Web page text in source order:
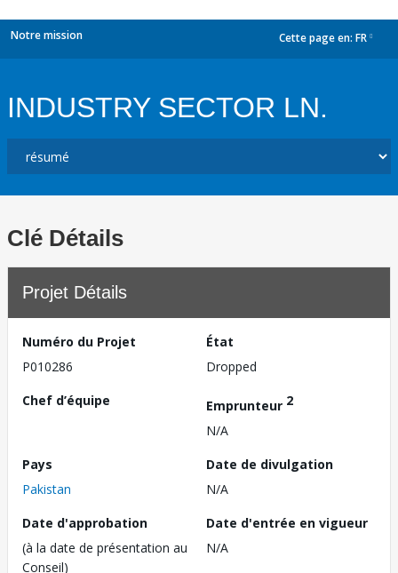
Notre mission Cette page en: FR
INDUSTRY SECTOR LN.
Clé Détails
Projet Détails
Numéro du Projet
P010286
État
Dropped
Chef d’équipe
Emprunteur 2
N/A
Pays
Pakistan
Date de divulgation
N/A
Date d'approbation
(à la date de présentation au
Conseil)
Date d'entrée en vigueur
N/A